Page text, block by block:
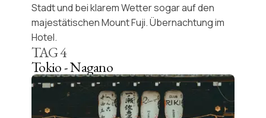
Stadt und bei klarem Wetter sogar auf den
majestätischen Mount Fuji. Übernachtung im
Hotel.
TAG4
Tokio - Nagano